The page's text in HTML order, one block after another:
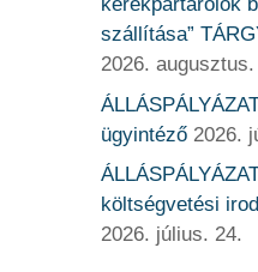
kerékpártárolók
szállítása”
2026. augusztus.
ügyintéző 2026.
költségvetési
2026. július. 24.